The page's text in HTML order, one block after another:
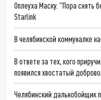
Оплеуха Маску. "Пора снять
Starlink
В челябинской коммуналке
В ответе за тех, кого
появился хвостатый
Челябинский дальнобойщик